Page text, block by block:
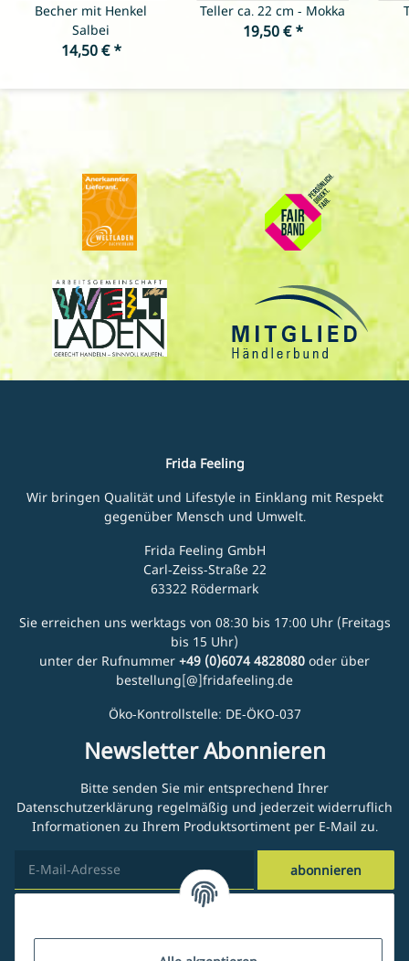
Becher mit Henkel
Salbei
14,50 €*
Teller ca. 22 cm - Mokka
19,50 €*
Frida Feeling
Wir bringen Qualität und Lifestyle in Einklang mit Respekt
gegenüber Mensch und Umwelt.
Frida Feeling GmbH
Carl-Zeiss-Straße 22
63322 Rödermark
Sie erreichen uns werktags von 08:30 bis 17:00 Uhr (Freitags
bis 15 Uhr)
unter der Rufnummer +49 (0)6074 4828080 oder über
bestellung[@]fridafeeling.de
Öko-Kontrollstelle: DE-ÖKO-037
Newsletter Abonnieren
Bitte senden Sie mir entsprechend Ihrer
Datenschutzerklärung regelmäßig und jederzeit widerruflich
Informationen zu Ihrem Produktsortiment per E-Mail zu.
abonnieren